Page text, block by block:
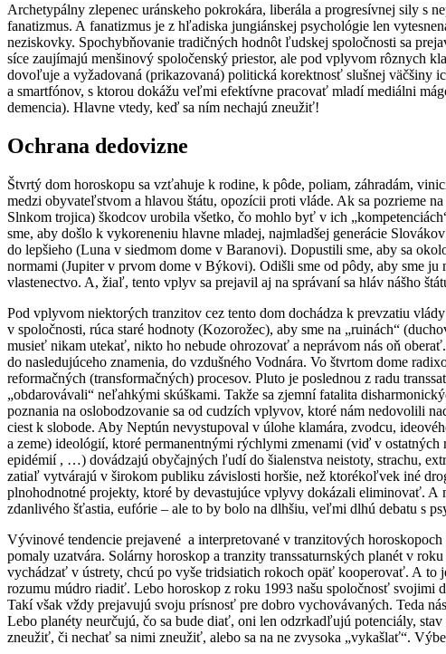
Archetypálny zlepenec uránskeho pokrokára, liberála a progresívnej sily s
fanatizmus. A fanatizmus je z hľadiska jungiánskej psychológie len
neziskovky. Spochybňovanie tradičných hodnôt ľudskej spoločnosti sa
síce zaujímajú menšinový spoločenský priestor, ale pod vplyvom rôznych
dovoľuje a vyžadovaná (prikazovaná) politická korektnosť slušnej väčšiny
a smartfónov, s ktorou dokážu veľmi efektívne pracovať mladí mediálni
demencia). Hlavne vtedy, keď sa ním nechajú zneužiť!
Ochrana dedovizne
Štvrtý dom horoskopu sa vzťahuje k rodine, k pôde, poliam, záhradám,
medzi obyvateľstvom a hlavou štátu, opozícii proti vláde. Ak sa pozrieme
Slnkom trojica) škodcov urobila všetko, čo mohlo byť v ich
sme, aby došlo k vykoreneniu hlavne mladej, najmladšej generácie
do lepšieho (Luna v siedmom dome v Baranovi). Dopustili sme, aby sa
normami (Jupiter v prvom dome v Býkovi). Odišli sme od pôdy, aby sme
vlastenectvo. A, žiaľ, tento vplyv sa prejavil aj na správaní sa hláv nášho
Pod vplyvom niektorých tranzitov cez tento dom dochádza k prevzatiu
v spoločnosti, rúca staré hodnoty (Kozorožec), aby sme na „ruinách“
musieť nikam utekať, nikto ho nebude ohrozovať a neprávom nás oň
do nasledujúceho znamenia, do vzdušného Vodnára. Vo štvrtom dome
reformačných (transformačných) procesov. Pluto je poslednou z radu
„obdarovávali“ neľahkými skúškami. Takže sa zjemní fatalita
poznania na oslobodzovanie sa od cudzích vplyvov, ktoré nám nedovolili
ciest k slobode. Aby Neptún nevystupoval v úlohe klamára, zvodcu,
a zeme) ideológií, ktoré permanentnými rýchlymi zmenami (viď v
epidémií , …) dovádzajú obyčajných ľudí do šialenstva neistoty, strachu,
zatiaľ vytvárajú v širokom publiku závislosti horšie, než ktorékoľvek iné
plnohodnotné projekty, ktoré by devastujúce vplyvy dokázali eliminovať. A
zdanlivého šťastia, eufórie – ale to by bolo na dlhšiu, veľmi dlhú debatu s
Vývinové tendencie prejavené a interpretované v tranzitových
pomaly uzatvára. Solárny horoskop a tranzity transsaturnských planét v
vychádzať v ústrety, chcú po vyše tridsiatich rokoch opäť kooperovať. A
rozumu múdro riadiť. Lebo horoskop z roku 1993 našu spoločnosť
Takí však vždy prejavujú svoju prísnosť pre dobro vychovávaných. Teda
Lebo planéty neurčujú, čo sa bude diať, oni len odzrkadľujú potenciály,
zneužiť, či nechať sa nimi zneužiť, alebo sa na ne zvysoka „vykašlať“.